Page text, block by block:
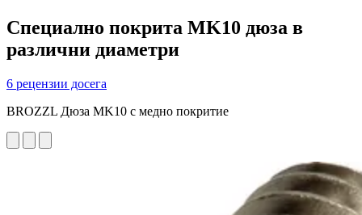
Специално покрита MK10 дюза в
различни диаметри
6 рецензии досега
BROZZL Дюза MK10 с медно покритие